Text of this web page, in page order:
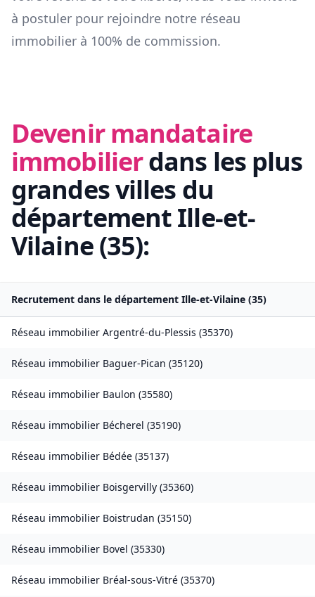
à postuler pour rejoindre notre réseau
immobilier à 100% de commission.
Devenir mandataire
immobilierdans les plus
grandes villes du
départementIlle-et-
Vilaine(35):
Recrutement dans le département Ille-et-Vilaine (35)
Réseau immobilier Argentré-du-Plessis (35370)
Réseau immobilier Baguer-Pican (35120)
Réseau immobilier Baulon (35580)
Réseau immobilier Bécherel (35190)
Réseau immobilier Bédée (35137)
Réseau immobilier Boisgervilly (35360)
Réseau immobilier Boistrudan (35150)
Réseau immobilier Bovel (35330)
Réseau immobilier Bréal-sous-Vitré (35370)